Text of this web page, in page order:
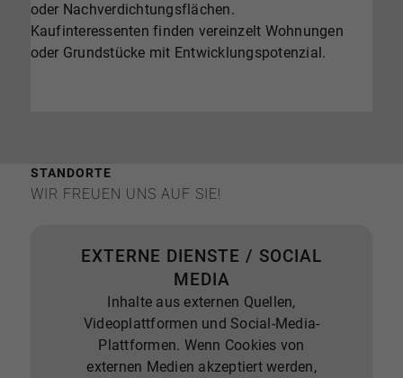
oder Nachverdichtungsflächen.
Kaufinteressenten finden vereinzelt Wohnungen
oder Grundstücke mit Entwicklungspotenzial.
STANDORTE
WIR FREUEN UNS AUF SIE!
EXTERNE DIENSTE / SOCIAL
MEDIA
Inhalte aus externen Quellen,
Videoplattformen und Social-Media-
Plattformen. Wenn Cookies von
externen Medien akzeptiert werden,